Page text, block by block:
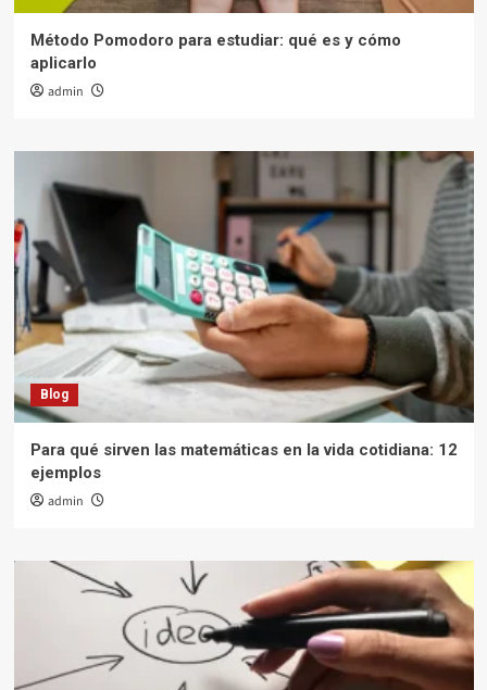
Método Pomodoro para estudiar: qué es y cómo
aplicarlo
admin
Blog
Para qué sirven las matemáticas en la vida cotidiana: 12
ejemplos
admin